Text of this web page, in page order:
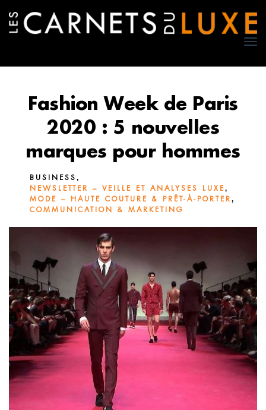
Fashion Week de Paris
2020 : 5 nouvelles
marques pour hommes
BUSINESS ,
NEWSLETTER – VEILLE ET ANALYSES LUXE,
MODE – HAUTE COUTURE & PRÊT-À-PORTER ,
COMMUNICATION & MARKETING